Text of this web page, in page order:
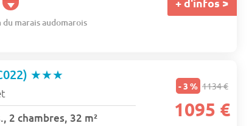
marais audomarois
★★★
2 chambres, 32 m²
- 3 % 1134 €
1095 €